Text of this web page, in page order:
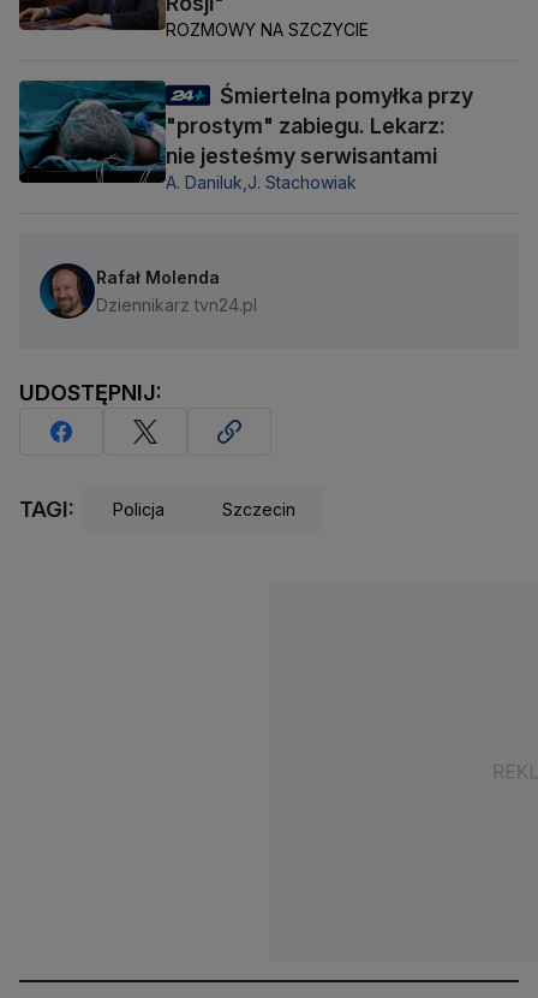
ROZMOWY NA SZCZYCIE
Śmiertelna pomyłka przy
"prostym" zabiegu. Lekarz:
nie jesteśmy serwisantami
A. Daniluk, J. Stachowiak
Rafał Molenda
Dziennikarz tvn24.pl
UDOSTĘPNIJ:
TAGI: Policja Szczecin